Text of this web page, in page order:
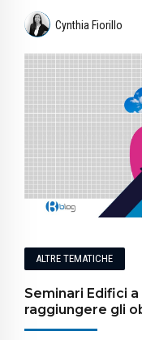
Cynthia Fiorillo
ALTRE TEMATICHE
Seminari Edifici
raggiungere gli